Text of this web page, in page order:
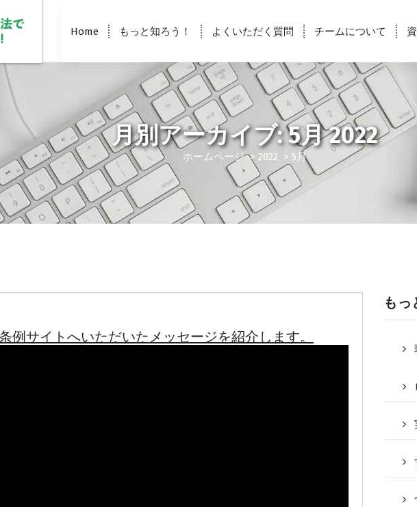
Home もっと知ろう！ よくいただく質問 チームについて
月別アーカイブ: 5月 2022
ホームページ> 2022 > 5月
例サイトへいただいたメッセージを紹介します。
もっ